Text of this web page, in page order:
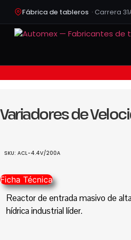
contenido
Fábrica de tableros · Carrera
Variadores de
SKU: ACL-4.4V/200A
Ficha Técnica
Reactor de entrada masivo de
hídrica industrial líder.